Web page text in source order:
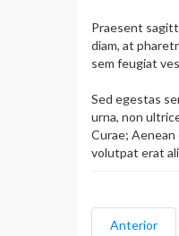
Praesent
diam, at
sem feugiat
Sed egestas
urna, non
Curae;
volutpat erat
Anterior